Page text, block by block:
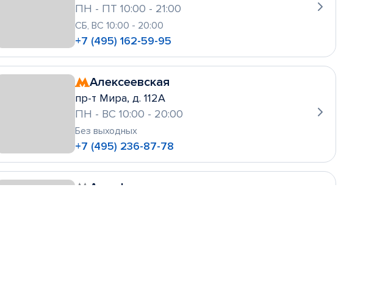
ПН - ПТ 10:00 - 21:00
СБ, ВС 10:00 - 20:00
+7 (495) 162-59-95
Алексеевская
пр-т Мира, д. 112А
ПН - ВС 10:00 - 20:00
Без выходных
+7 (495) 236-87-78
Алтуфьево